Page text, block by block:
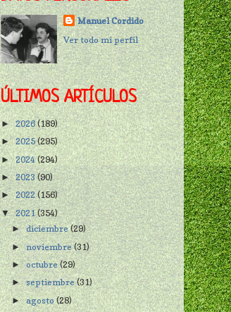
Manuel Cordido
Ver todo mi perfil
ÚLTIMOS ARTÍCULOS
►2026(189)
►2025(295)
►2024(294)
►2023(90)
►2022(156)
▼2021(354)
►diciembre(29)
►noviembre(31)
►octubre(29)
►septiembre(31)
►agosto(28)